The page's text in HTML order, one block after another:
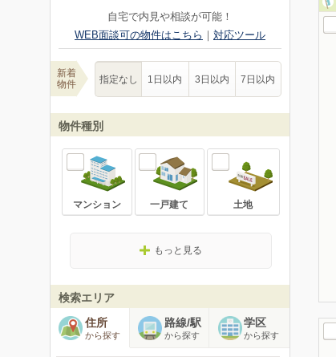
自宅で内見や相談が可能！
WEB面談可の物件はこちら ｜ 対応ツール
新着
物件
指定なし 1日以内 3日以内 7日以内
物件種別
マンション 一戸建て 土地
もっと見る
検索エリア
住所
から探す
路線/駅
から探す
学区
から探す